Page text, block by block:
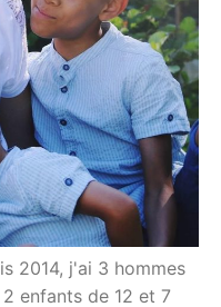
2014, j'ai 3 hommes
enfants de 12 et 7